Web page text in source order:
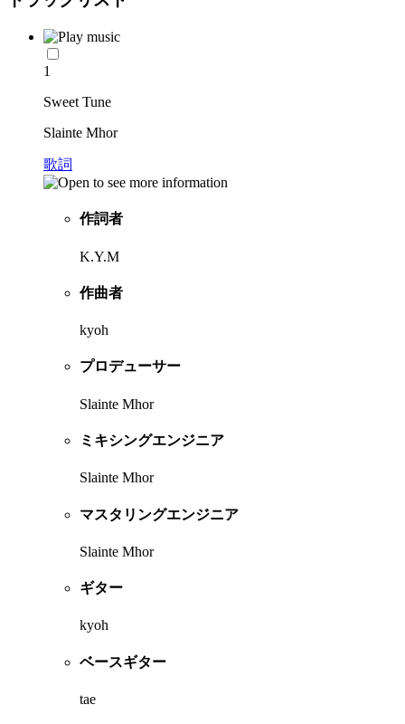
1
Sweet Tune
Slainte Mhor
歌詞
作詞者
K.Y.M
作曲者
kyoh
プロデューサー
Slainte Mhor
ミキシングエンジニア
Slainte Mhor
マスタリングエンジニア
Slainte Mhor
ギター
kyoh
ベースギター
tae